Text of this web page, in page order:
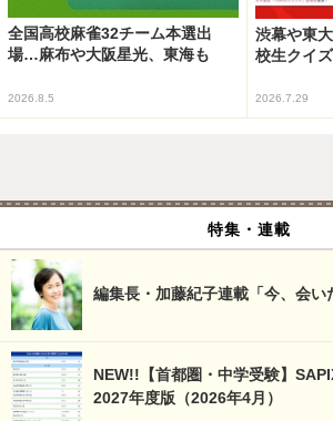
全国高校麻雀32チーム本選出
場…麻布や大阪星光、東海も
2026.8.5
渋幕や東
校生クイ
2026.7.29
特集・連載
編集長・加藤紀子連載「今、会い
NEW!!【首都圏・中学受験】
2027年度版（2026年4月）